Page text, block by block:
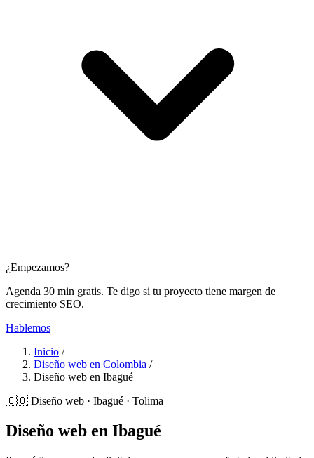
¿Empezamos?
Agenda 30 min gratis. Te digo si tu proyecto tiene margen de
crecimiento SEO.
Hablemos
Inicio /
Diseño web en Colombia /
Diseño web en Ibagué
🇨🇴 Diseño web · Ibagué · Tolima
Diseño web en Ibagué